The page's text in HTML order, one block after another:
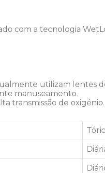
com a tecnologia
utilizam lentes
manuseamento.
transmissão de oxigénio.